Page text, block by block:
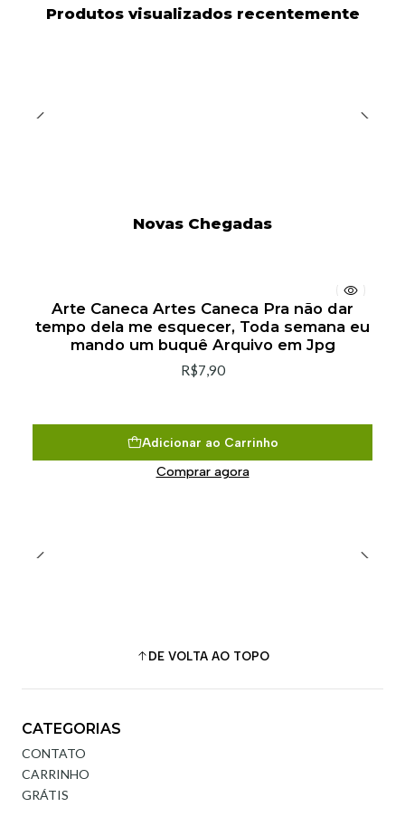
Produtos visualizados recentemente
Novas Chegadas
Arte Caneca Artes Caneca Pra não dar
tempo dela me esquecer, Toda semana eu
mando um buquê Arquivo em Jpg
R$7,90
Adicionar ao Carrinho
Comprar agora
DE VOLTA AO TOPO
CATEGORIAS
CONTATO
CARRINHO
GRÁTIS